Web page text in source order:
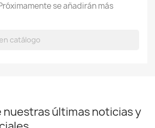
se añadirán más
nuestras últimas noticias y